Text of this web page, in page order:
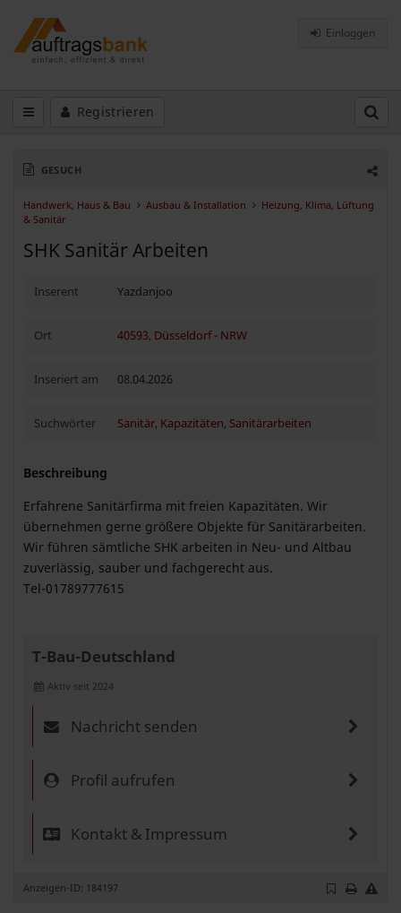
Einloggen
Registrieren
GESUCH
Handwerk, Haus & Bau Ausbau & Installation
Heizung, Klima, Lüftung
& Sanitär
SHK Sanitär Arbeiten
Inserent Yazdanjoo
Ort 40593, Düsseldorf- NRW
Inseriert am 08.04.2026
Suchwörter Sanitär, Kapazitäten, Sanitärarbeiten
Beschreibung
Erfahrene Sanitärfirma mit freien Kapazitäten. Wir
übernehmen gerne größere Objekte für Sanitärarbeiten.
Wir führen sämtliche SHK arbeiten in Neu- und Altbau
zuverlässig, sauber und fachgerecht aus.
Tel-01789777615
T-Bau-Deutschland
Aktiv seit 2024
Nachricht senden
Profil aufrufen
Kontakt & Impressum
Anzeigen-ID: 184197